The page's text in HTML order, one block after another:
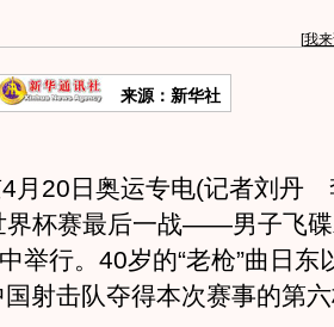
[我
来源：新华社
月20日奥运专电(记者刘丹
界杯赛最后一战——男子飞
举行。40岁的“老枪”曲日东
射击队夺得本次赛事的第